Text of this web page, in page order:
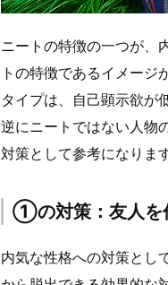
ニートの特徴の一つが、
トの特徴であるイメー
タイプは、自己顕示欲が
逆にニートではない人物
対策として参考になります
①の対策：友人を
内気な性格への対策とし